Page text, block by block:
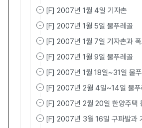
[F] 2007년 1월 4일 기자촌
[F] 2007년 1월 5일 물푸레골
[F] 2007년 1월 7일 기자촌과
[F] 2007년 1월 9일 물푸레골
[F] 2007년 1월 18일~31일 물
[F] 2007년 2월 4일~14일 물푸
[F] 2007년 2월 20일 한양주택
[F] 2007년 3월 16일 구파발과